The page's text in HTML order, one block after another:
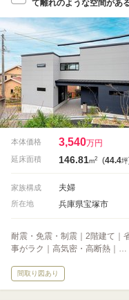
て離れのような空間があ
本体価格 3,540万円
延床面積 146.81m2 (44.4坪
家族構成 夫婦
所在地 兵庫県宝塚市
耐震・免震・制震｜2階建て｜
事がラク｜高気密・高断熱｜…
間取り図あり